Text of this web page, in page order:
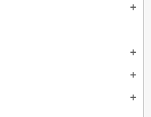
add
add
add
add